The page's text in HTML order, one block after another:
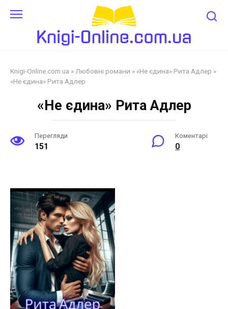
Knigi-Online.com.ua » Любовні романи » «Не єдина» Рита Адлер »
«Не єдина» Рита Адлер
«Не єдина» Рита Адлер
Перегляди
151
Коментарі
0